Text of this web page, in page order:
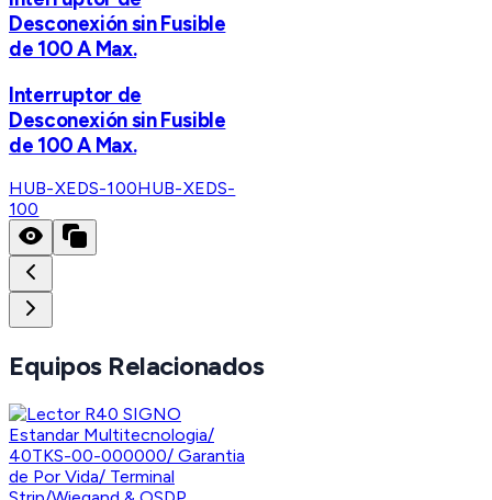
Desconexión sin Fusible
de 100 A Max.
Interruptor de
Desconexión sin Fusible
de 100 A Max.
HUB-XEDS-100HUB-XEDS-
100
Equipos Relacionados